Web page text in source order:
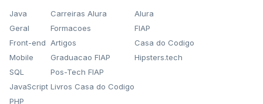
Java
Geral
Front-end
Mobile
SQL
JavaScript
PHP
Carreiras Alura
Formacoes
Artigos
Graduacao FIAP
Pos-Tech FIAP
Livros Casa do Codigo
Alura
FIAP
Casa do Codigo
Hipsters.tech